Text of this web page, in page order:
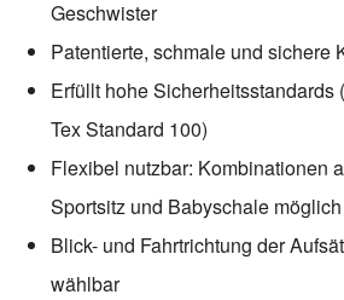
Geschwister
Patentierte, schmale und sichere
Erfüllt hohe Sicherheitsstandards
Tex Standard 100)
Flexibel nutzbar: Kombinationen
Sportsitz und Babyschale möglich
Blick- und Fahrtrichtung der
wählbar